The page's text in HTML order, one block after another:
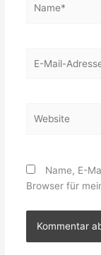
Mail-
Name, E-
Browser für